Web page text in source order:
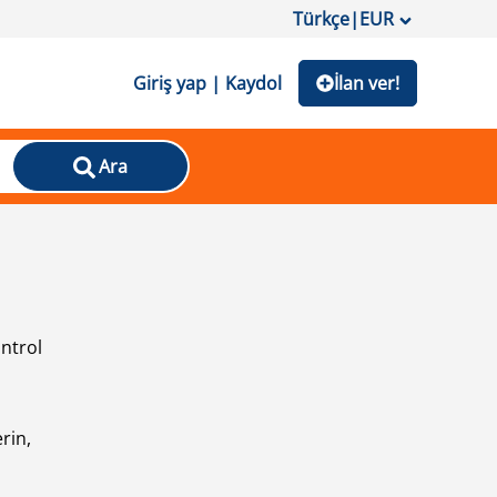
Türkçe|EUR
Giriş yap | Kaydol İlan ver!
Ara